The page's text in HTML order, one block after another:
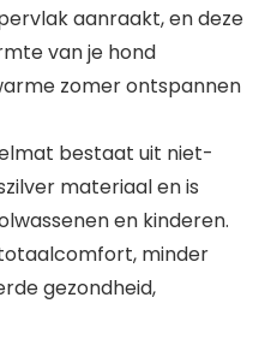
aanraakt, en deze
van je hond
zomer ontspannen
bestaat uit niet-
materiaal en is
en kinderen.
minder
gezondheid,